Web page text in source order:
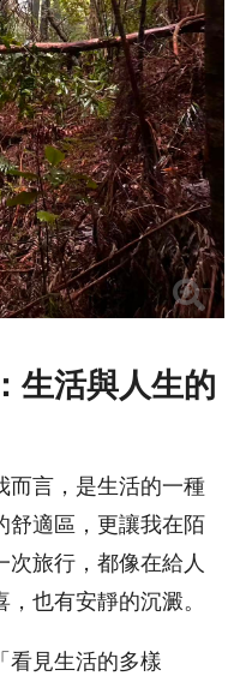
生活與人生的
而言，是生活的一種
舒適區，更讓我在陌
旅行，都像在給人
也有安靜的沉澱。
看見生活的多樣